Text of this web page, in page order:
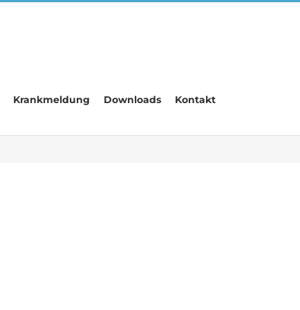
Krankmeldung Downloads Kontakt